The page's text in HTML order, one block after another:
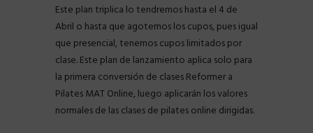
Este plan triplica lo tendremos hasta el 4 de
Abril o hasta que agotemos los cupos, pues igual
que presencial, tenemos cupos limitados por
clase. Este plan de lanzamiento aplica solo para
la primera conversión de clases Reformer a
Pilates MAT Online, luego aplicarán los valores
normales de las clases de pilates online dirigidas.